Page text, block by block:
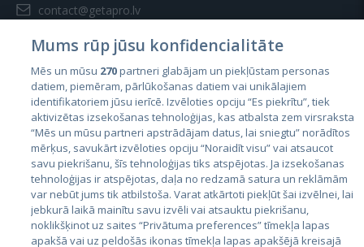
contact@getapro.lv
Страны
Эстония
Латвия
Литва
Mums rūp jūsu konfidencialitāte
Mēs un mūsu 270partneri glabājam un piekļūstam personas
datiem, piemēram, pārlūkošanas datiem vai unikālajiem
identifikatoriem jūsu ierīcē. Izvēloties opciju “Es piekrītu”, tiek
aktivizētas izsekošanas tehnoloģijas, kas atbalsta zem virsraksta
“Mēs un mūsu partneri apstrādājam datus, lai sniegtu” norādītos
mērķus, savukārt izvēloties opciju “Noraidīt visu” vai atsaucot
savu piekrišanu, šīs tehnoloģijas tiks atspējotas. Ja izsekošanas
tehnoloģijas ir atspējotas, daļa no redzamā satura un reklāmām
var nebūt jums tik atbilstoša. Varat atkārtoti piekļūt šai izvēlnei, lai
jebkurā laikā mainītu savu izvēli vai atsauktu piekrišanu,
noklikšķinot uz saites “Privātuma preferences” tīmekļa lapas
apakšā vai uz peldošās ikonas tīmekļa lapas apakšējā kreisajā